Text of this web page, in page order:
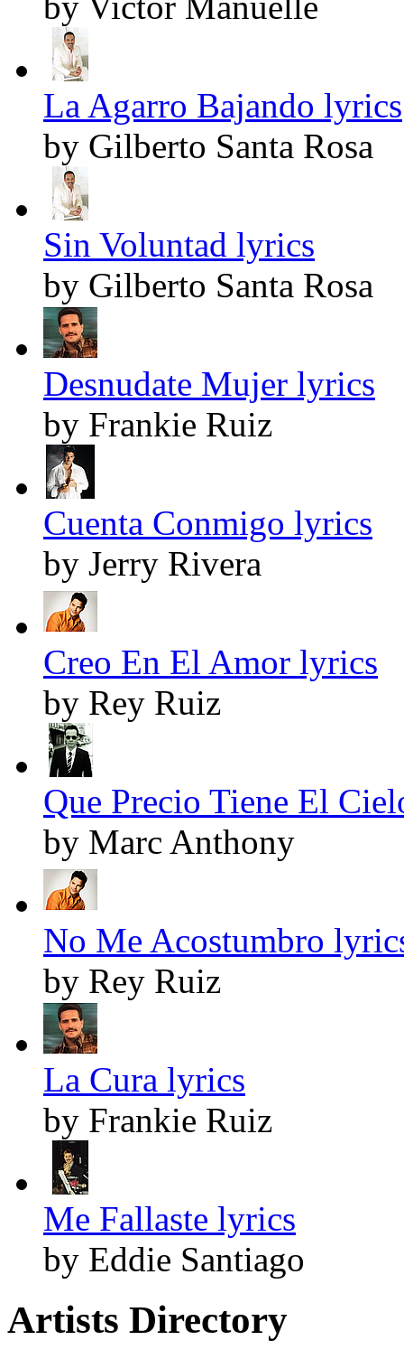
La Agarro Bajando lyrics
by Gilberto Santa Rosa
Sin Voluntad lyrics
by Gilberto Santa Rosa
Desnudate Mujer lyrics
by Frankie Ruiz
Cuenta Conmigo lyrics
by Jerry Rivera
Creo En El Amor lyrics
by Rey Ruiz
Que Precio Tiene El
by Marc Anthony
No Me Acostumbro
by Rey Ruiz
La Cura lyrics
by Frankie Ruiz
Me Fallaste lyrics
by Eddie Santiago
Artists Directory